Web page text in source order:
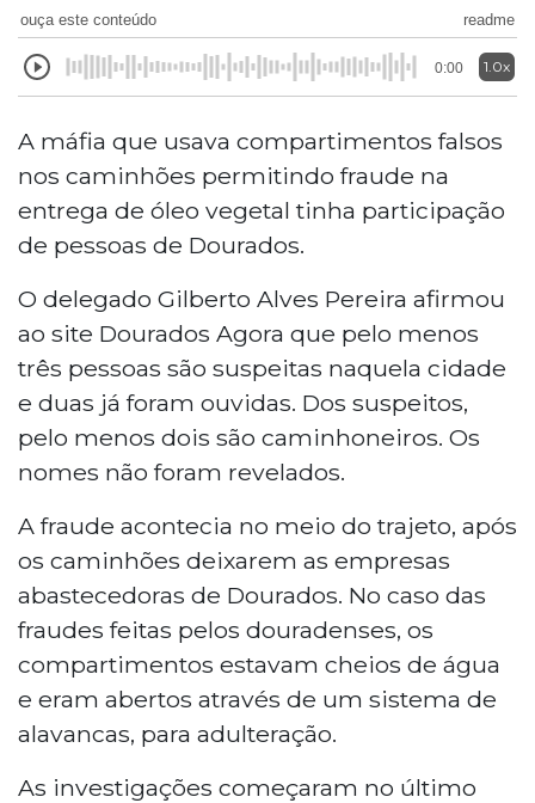
ouça este conteúdo readme
0:00 1.0x
A máfia que usava compartimentos falsos
nos caminhões permitindo fraude na
entrega de óleo vegetal tinha participação
de pessoas de Dourados.
O delegado Gilberto Alves Pereira afirmou
ao site Dourados Agora que pelo menos
três pessoas são suspeitas naquela cidade
e duas já foram ouvidas. Dos suspeitos,
pelo menos dois são caminhoneiros. Os
nomes não foram revelados.
A fraude acontecia no meio do trajeto, após
os caminhões deixarem as empresas
abastecedoras de Dourados. No caso das
fraudes feitas pelos douradenses, os
compartimentos estavam cheios de água
e eram abertos através de um sistema de
alavancas, para adulteração.
As investigações começaram no último